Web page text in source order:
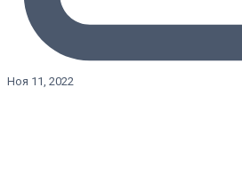
Ноя 11, 2022